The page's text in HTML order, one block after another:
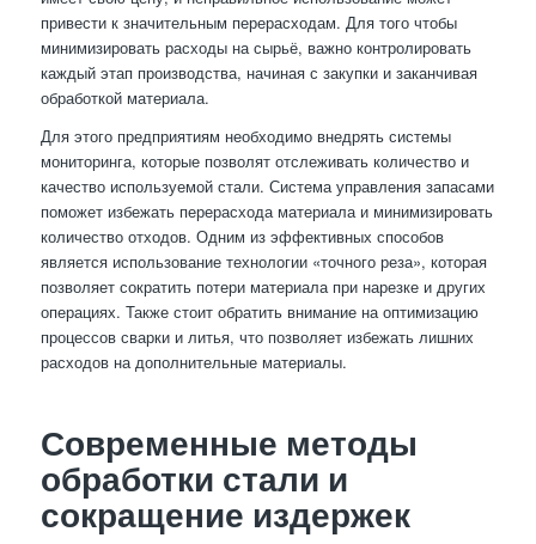
привести к значительным перерасходам. Для того чтобы
минимизировать расходы на сырьё, важно контролировать
каждый этап производства, начиная с закупки и заканчивая
обработкой материала.
Для этого предприятиям необходимо внедрять системы
мониторинга, которые позволят отслеживать количество и
качество используемой стали. Система управления запасами
поможет избежать перерасхода материала и минимизировать
количество отходов. Одним из эффективных способов
является использование технологии «точного реза», которая
позволяет сократить потери материала при нарезке и других
операциях. Также стоит обратить внимание на оптимизацию
процессов сварки и литья, что позволяет избежать лишних
расходов на дополнительные материалы.
Современные методы
обработки стали и
сокращение издержек